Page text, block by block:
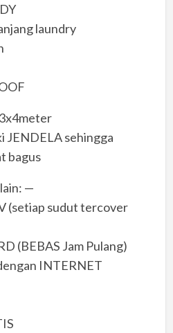
laundry
JENDELA sehingga
bagus
—
(setiap sudut tercover
(BEBAS Jam Pulang)
INTERNET